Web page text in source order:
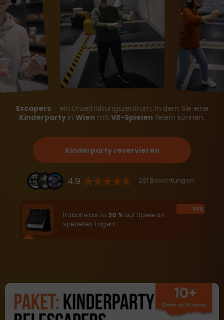
Escapers– ein Unterhaltungszentrum, in dem Sie eine
Kinderparty in Wien mit VR-Spielen feiern können.
Kinderparty reservieren
4.9 201 Bewertungen
Rabatte bis zu 30 % auf Spiele an
speziellen Tagen!
-30%